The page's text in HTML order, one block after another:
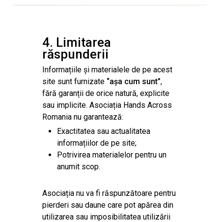
4. Limitarea
răspunderii
Informațiile și materialele de pe acest
site sunt furnizate “așa cum sunt”,
fără garanții de orice natură, explicite
sau implicite. Asociația Hands Across
Romania nu garantează:
Exactitatea sau actualitatea
informațiilor de pe site;
Potrivirea materialelor pentru un
anumit scop.
Asociația nu va fi răspunzătoare pentru
pierderi sau daune care pot apărea din
utilizarea sau imposibilitatea utilizării